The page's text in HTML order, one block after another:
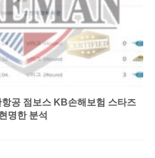
공 점보스 KB손해보험 스타즈
명한 분석